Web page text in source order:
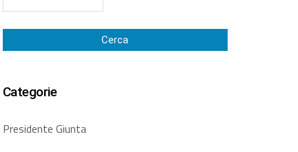
Cerca
Categorie
Presidente Giunta